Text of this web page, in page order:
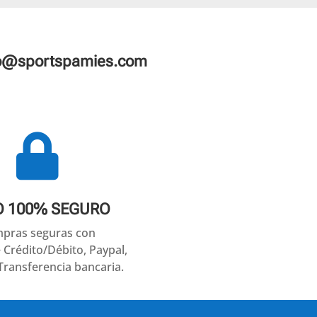

100% SEGURO
seguras con
Crédito/Débito, Paypal,
bancaria.